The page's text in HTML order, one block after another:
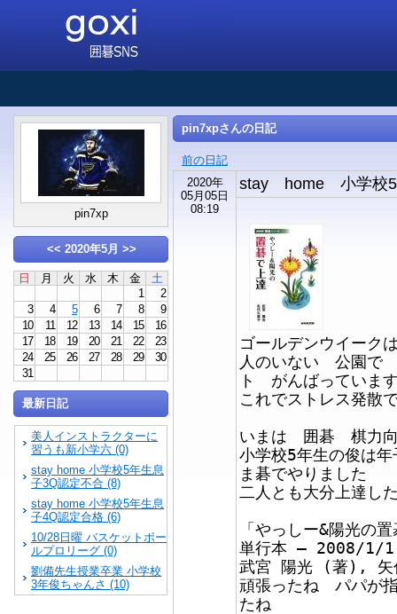
pin7xp
<< 2020年5月 >>
日 月 火 水 木 金
土
1
2
3
4 5 6 7 8
9
10
11 12 13 14 15
16
17
18 19 20 21 22
23
24
25 26 27 28 29
30
31
最新日記
美人インストラクターに
習うも新小学六 (0)
stay home 小学校5年生息
子3Q認定不合 (8)
stay home 小学校5年生息
子4Q認定合格 (6)
10/28日曜 バスケットボー
ルプロリーグ (0)
劉備先生授業卒業 小学校
3年俊ちゃんさ (10)
pin7xpさんの日記
前の日記
2020年
05月05日
08:19
stay home 小学校5
ゴールデンウイーク
人のいない 公園
ト がんばっていま
これでストレス発散
いまは 囲碁 棋力向
小学校5年生の俊は
ま碁でやりました
二人とも大分上達し
「やっしー&陽光の
単行本 – 2008/1/1
武宮 陽光 (著), 矢
頑張ったね パパが
たね